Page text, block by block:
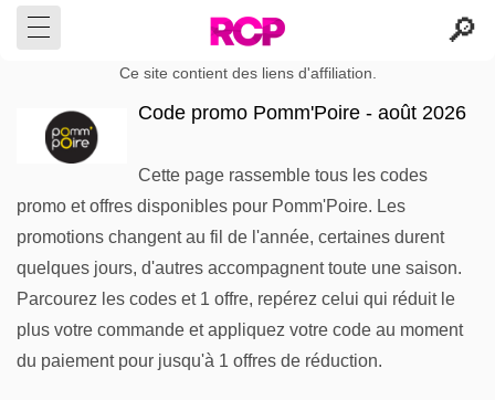
Ce site contient des liens d'affiliation.
Code promo Pomm'Poire - août 2026
Cette page rassemble tous les codes
promo et offres disponibles pour Pomm'Poire. Les
promotions changent au fil de l'année, certaines durent
quelques jours, d'autres accompagnent toute une saison.
Parcourez les codes et 1 offre, repérez celui qui réduit le
plus votre commande et appliquez votre code au moment
du paiement pour jusqu'à 1 offres de réduction.